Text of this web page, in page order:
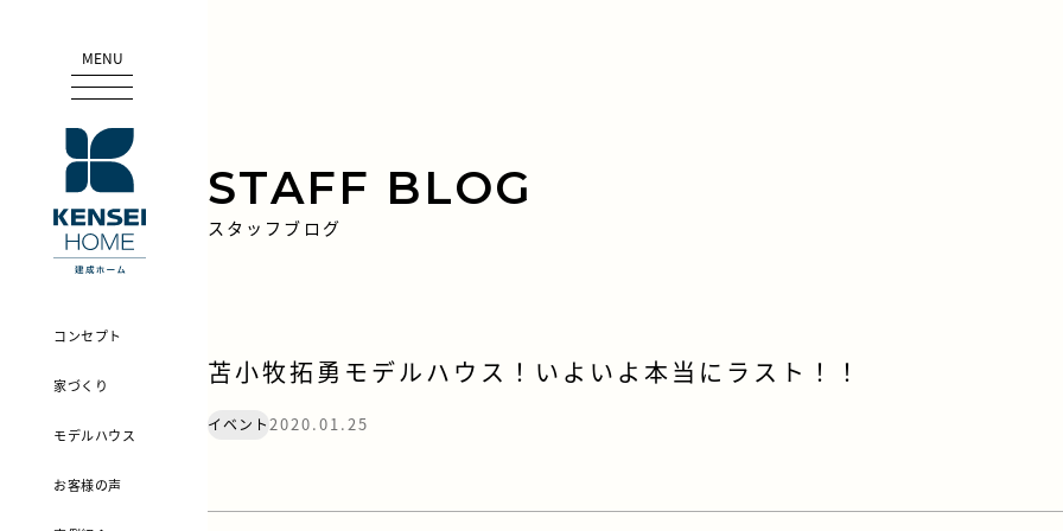
MENU
コンセプト
家づくり
モデルハウス
お客様の声
STAFF BLOG
スタッフブログ
苫小牧拓勇モデルハウス！いよいよ本当にラスト！！
イベント2020.01.25